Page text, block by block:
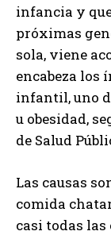
infancia y
próximas
sola, viene
encabeza los
infantil, uno
u obesidad,
de Salud
Las causas
comida
casi todas las